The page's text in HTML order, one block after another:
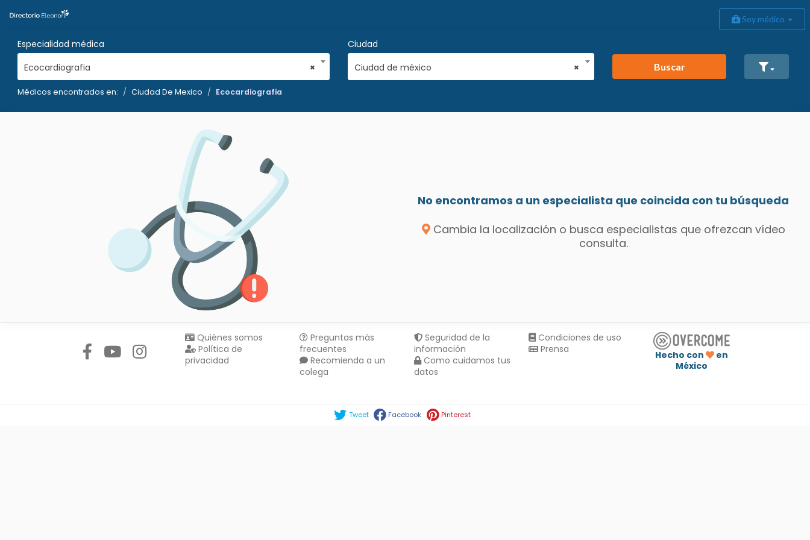
Soy médico
Especialidad médica
×
Ecocardiografia
Ciudad
×
Ciudad de méxico Buscar
Médicos encontrados en: Ciudad De Mexico Ecocardiografia
No encontramos a un especialista que coincida con tu búsqueda
Cambia la localización o busca especialistas que ofrezcan vídeo
consulta.
Quiénes somos
Política de
privacidad
Preguntas más
frecuentes
Recomienda a un
colega
Seguridad de la
información
Como cuidamos tus
datos
Condiciones de uso
Prensa
Hecho con
en
México
Tweet Facebook Pinterest